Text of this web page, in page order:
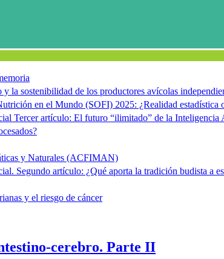
la sostenibilidad de los productores avícolas
en el Mundo (SOFI) 2025: ¿Realidad estadística
Tercer artículo: El futuro “ilimitado” de la Inteligencia
y Naturales (ACFIMAN)
Segundo artículo: ¿Qué aporta la tradición budista a
y el riesgo de cáncer
cerebro. Parte II